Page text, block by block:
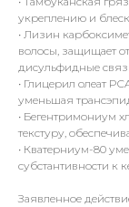
укреплению и
• Лизин
волосы, защищает
дисульфидные
• Глицерил олеат
уменьшая
• Бегентримониум
текстуру,
• Кватерниум-80
субстантивности к
Заявленное